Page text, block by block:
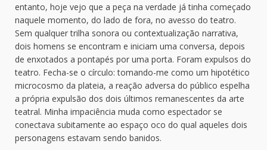
entanto, hoje vejo que a peça na verdade já tinha começado
naquele momento, do lado de fora, no avesso do teatro.
Sem qualquer trilha sonora ou contextualização narrativa,
dois homens se encontram e iniciam uma conversa, depois
de enxotados a pontapés por uma porta. Foram expulsos do
teatro. Fecha-se o círculo: tomando-me como um hipotético
microcosmo da plateia, a reação adversa do público espelha
a própria expulsão dos dois últimos remanescentes da arte
teatral. Minha impaciência muda como espectador se
conectava subitamente ao espaço oco do qual aqueles dois
personagens estavam sendo banidos.